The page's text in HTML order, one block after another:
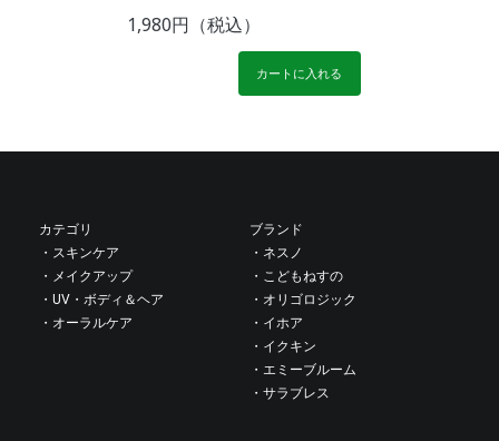
1,980円（税込）
カートに入れる
カテゴリ
・スキンケア
・メイクアップ
・UV・ボディ＆ヘア
・オーラルケア
ブランド
・ネスノ
・こどもねすの
・オリゴロジック
・イホア
・イクキン
・エミーブルーム
・サラブレス